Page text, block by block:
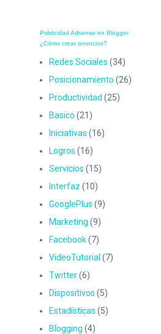
Publicidad Adsense en Blogger
¿Cómo crear anuncios?
Redes Sociales (34)
Posicionamiento (26)
Productividad (25)
Basico (21)
Iniciativas (16)
Logros (16)
Servicios (15)
Interfaz (10)
GooglePlus (9)
Marketing (9)
Facebook(7)
VideoTutorial (7)
Twitter(6)
Dispositivos (5)
Estadísticas (5)
Blogging (4)